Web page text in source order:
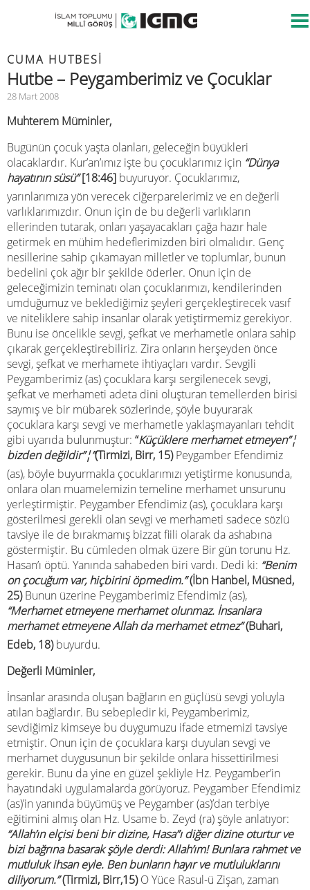
CUMA HUTBESİ
Hutbe – Peygamberimiz ve Çocuklar
28 Mart 2008
Muhterem Müminler,
Bugünün çocuk yaşta olanları, geleceğin büyükleri
olacaklardır. Kur’an’ımız işte bu çocuklarımız için “Dünya
hayatının süsü” [18:46] buyuruyor. Çocuklarımız,
yarınlarımıza yön verecek ciğerparelerimiz ve en değerli
varlıklarımızdır. Onun için de bu değerli varlıkların
ellerinden tutarak, onları yaşayacakları çağa hazır hale
getirmek en mühim hedeflerimizden biri olmalıdır. Genç
nesillerine sahip çıkamayan milletler ve toplumlar, bunun
bedelini çok ağır bir şekilde öderler. Onun için de
geleceğimizin teminatı olan çocuklarımızı, kendilerinden
umduğumuz ve beklediğimiz şeyleri gerçekleştirecek vasıf
ve niteliklere sahip insanlar olarak yetiştirmemiz gerekiyor.
Bunu ise öncelikle sevgi, şefkat ve merhametle onlara sahip
çıkarak gerçekleştirebiliriz. Zira onların herşeyden önce
sevgi, şefkat ve merhamete ihtiyaçları vardır. Sevgili
Peygamberimiz (as) çocuklara karşı sergilenecek sevgi,
şefkat ve merhameti adeta dini oluşturan temellerden birisi
saymış ve bir mübarek sözlerinde, şöyle buyurarak
çocuklara karşı sevgi ve merhametle yaklaşmayanları tehdit
gibi uyarıda bulunmuştur: “Küçüklere merhamet etmeyen”¦
bizden değildir”¦”(Tirmizi, Birr, 15)Peygamber Efendimiz
(as), böyle buyurmakla çocuklarımızı yetiştirme konusunda,
onlara olan muamelemizin temeline merhamet unsurunu
yerleştirmiştir. Peygamber Efendimiz (as), çocuklara karşı
gösterilmesi gerekli olan sevgi ve merhameti sadece sözlü
tavsiye ile de bırakmamış bizzat fiili olarak da ashabına
göstermiştir. Bu cümleden olmak üzere Bir gün torunu Hz.
Hasan’ı öptü. Yanında sahabeden biri vardı. Dedi ki: “Benim
on çocuğum var, hiçbirini öpmedim.”(İbn Hanbel, Müsned,
25)Bunun üzerine Peygamberimiz Efendimiz (as),
“Merhamet etmeyene merhamet olunmaz. İnsanlara
merhamet etmeyene Allah da merhamet etmez”(Buhari,
Edeb, 18)buyurdu.
Değerli Müminler,
İnsanlar arasında oluşan bağların en güçlüsü sevgi yoluyla
atılan bağlardır. Bu sebepledir ki, Peygamberimiz,
sevdiğimiz kimseye bu duygumuzu ifade etmemizi tavsiye
etmiştir. Onun için de çocuklara karşı duyulan sevgi ve
merhamet duygusunun bir şekilde onlara hissettirilmesi
gerekir. Bunu da yine en güzel şekliyle Hz. Peygamber’in
hayatındaki uygulamalarda görüyoruz. Peygamber Efendimiz
(as)’in yanında büyümüş ve Peygamber (as)’dan terbiye
eğitimini almış olan Hz. Usame b. Zeyd (ra) şöyle anlatıyor:
“Allah’ın elçisi beni bir dizine, Hasa”ı diğer dizine oturtur ve
bizi bağrına basarak şöyle derdi: Allah’ım! Bunlara rahmet ve
mutluluk ihsan eyle. Ben bunların hayır ve mutluluklarını
diliyorum.”(Tirmizi, Birr,15)O Yüce Rasul-ü Zişan, zaman